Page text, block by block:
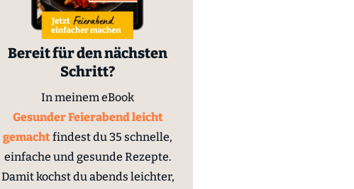
Bereit für den nächsten
Schritt?
In meinem eBook
Gesunder Feierabend leicht
gemachtfindest du 35 schnelle,
einfache und gesunde Rezepte.
Damit kochst du abends leichter,